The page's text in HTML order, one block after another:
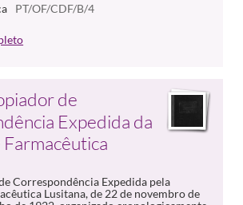
PT/OF/CDF/B/4
de
Expedida da
Correspondência Expedida pela
Lusitana, de 22 de novembro de